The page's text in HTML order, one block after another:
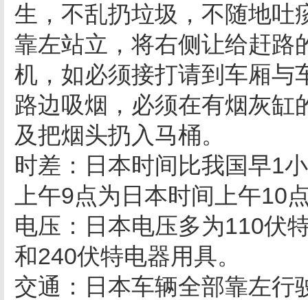
生，不乱扔垃圾，不随地吐
靠左站立，将右侧让给赶路
机，如必须接打请到车厢与
路边吸烟，必须在有烟灰缸
及把烟头扔入马桶。
时差：日本时间比我国早1
上午9点为日本时间上午10
电压：日本电压多为110伏
和240伏特电器用具。
交通：日本车辆全部靠左行